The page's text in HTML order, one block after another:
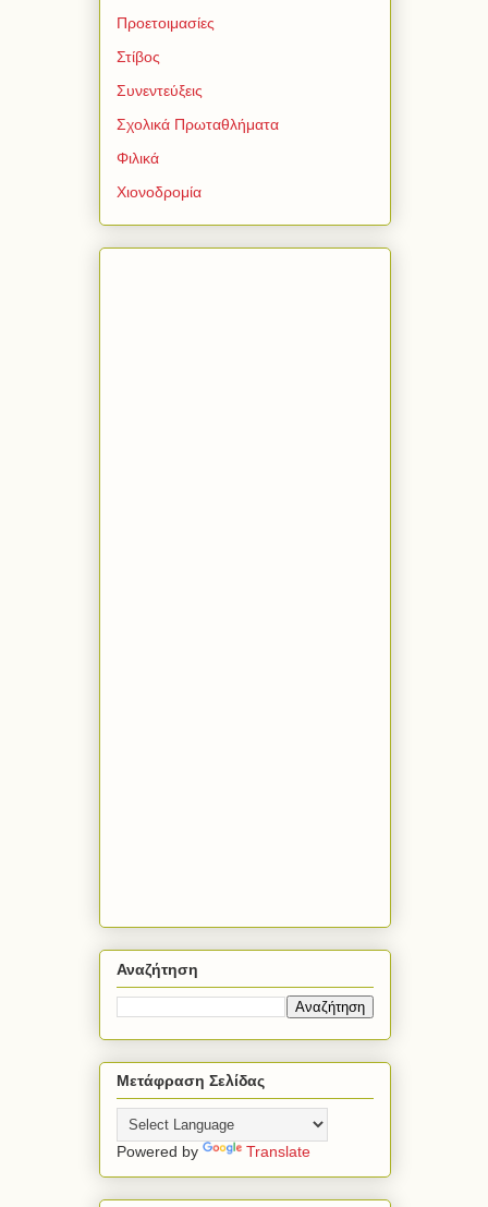
Προετοιμασίες
Στίβος
Συνεντεύξεις
Σχολικά Πρωταθλήματα
Φιλικά
Χιονοδρομία
Αναζήτηση
Μετάφραση Σελίδας
Powered by Translate